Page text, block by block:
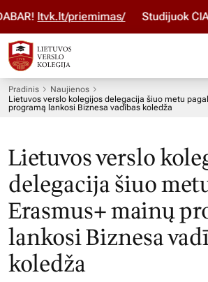
ltvk.lt/priemimas/ Studijuok ČIA
Pradinis
Naujienos
Lietuvos verslo kolegijos delegacija šiuo metu
programą lankosi Biznesa vadības koledža
Lietuvos verslo
delegacija šiuo
Erasmus+ mainų
lankosi Biznesa
koledža